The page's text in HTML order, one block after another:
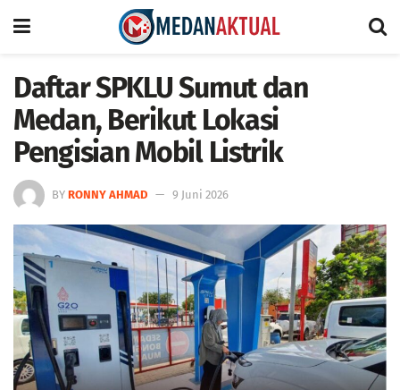
Daftar SPKLU Sumut dan
Medan, Berikut Lokasi
Pengisian Mobil Listrik
BY RONNY AHMAD 9 Juni 2026